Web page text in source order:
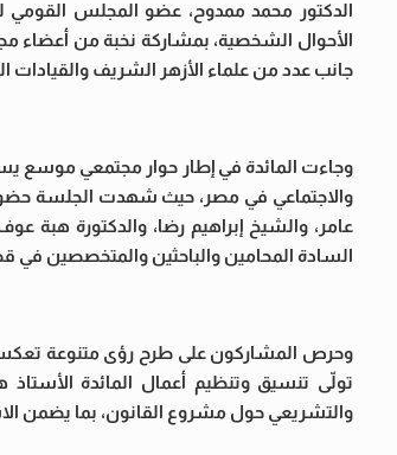
الدكتور محمد ممدوح، عضو المجلس
الأحوال الشخصية، بمشاركة نخبة من أعضاء
جانب عدد من علماء الأزهر الشريف والقيادات
وجاءت المائدة في إطار حوار مجتمعي موسع
والاجتماعي في مصر، حيث شهدت الجلسة حضور
عامر، والشيخ إبراهيم رضا، والدكتورة هبة
السادة المحامين والباحثين والمتخصصين في
وحرص المشاركون على طرح رؤى متنوعة تعكس
تولّى تنسيق وتنظيم أعمال المائدة
والتشريعي حول مشروع القانون، بما يضمن